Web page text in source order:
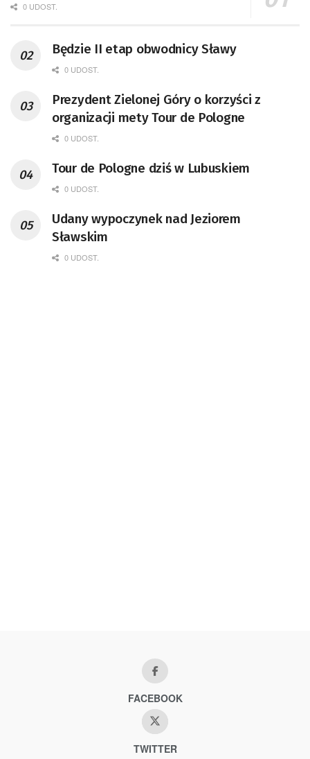
0 UDOST.
Będzie II etap obwodnicy Sławy
0 UDOST.
Prezydent Zielonej Góry o korzyści z
organizacji mety Tour de Pologne
0 UDOST.
Tour de Pologne dziś w Lubuskiem
0 UDOST.
Udany wypoczynek nad Jeziorem
Sławskim
0 UDOST.
FACEBOOK
TWITTER